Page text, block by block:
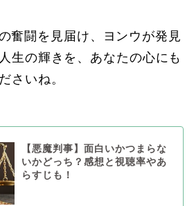
奮闘を見届け、ヨンウが発見
生の輝きを、あなたの心にも
さいね。
【悪魔判事】面白いかつまらな
いかどっち？感想と視聴率やあ
らすじも！